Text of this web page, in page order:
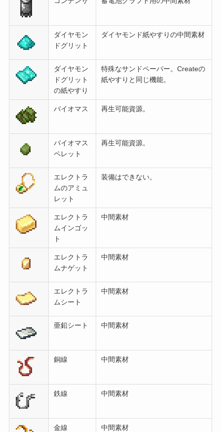
ダイヤモン
ドグリット
ダイヤモンド紙やすりの中間素材
ダイヤモン
ドグリット
の紙やすり
特殊なサンドペーパー。Createの
紙やすりと同じ機能。
バイオマス 再生可能資源。
バイオマス
ペレット
再生可能資源。
エレクトラ
ムのアミュ
レット
装備はできない。
エレクトラ
ムインゴッ
ト
中間素材
エレクトラ
ムナゲット
中間素材
エレクトラ
ムシート
中間素材
亜鉛シート 中間素材
銅線 中間素材
鉄線 中間素材
金線 中間素材